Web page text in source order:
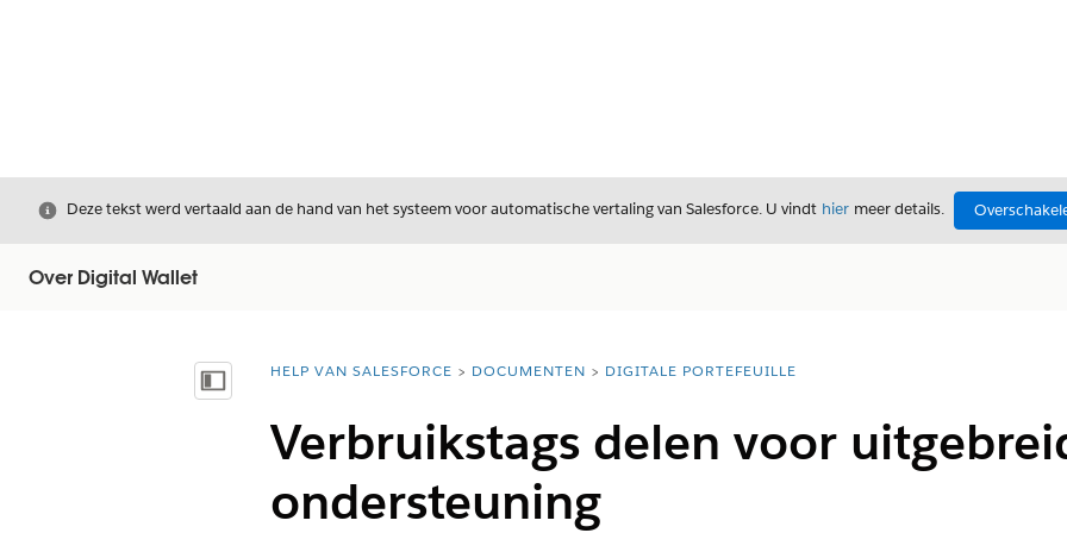
Sluiten
Deze tekst werd vertaald aan de hand van het systeem voor automatische vertaling van Salesforce. U vindt hier meer details.
Over Digital Wallet
Inhoudsopgave weergeven
U bent hier:
HELP VAN SALESFORCE DOCUMENTEN DIGITALE PORTEFEUILLE
Verbruikstags delen voor
ondersteuning